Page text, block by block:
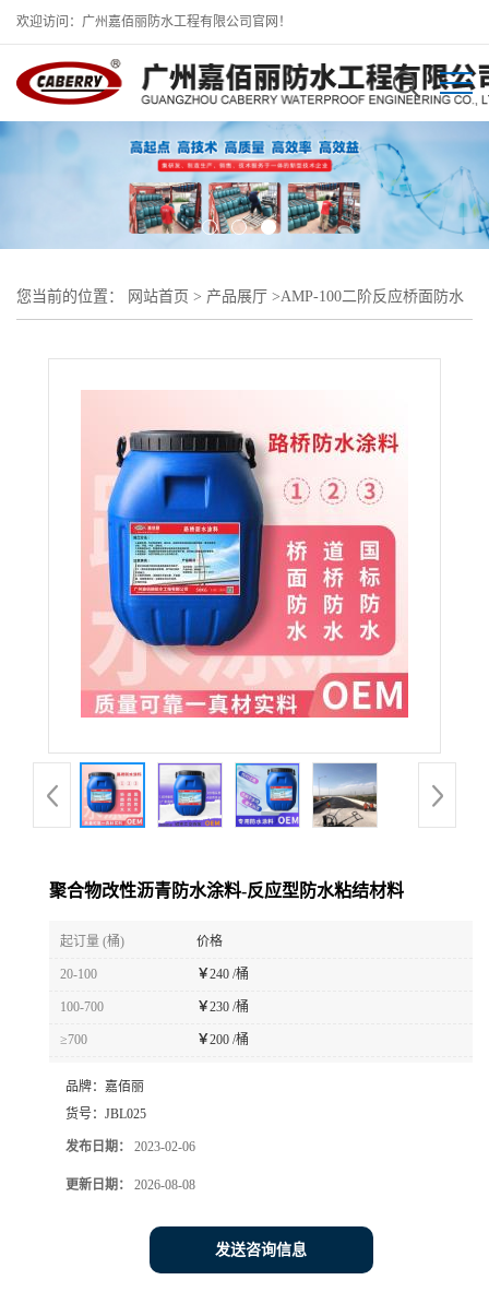
欢迎访问：广州嘉佰丽防水工程有限公司官网！
您当前的位置： 网站首页 > 产品展厅 >AMP-100二阶反应桥面防水
聚合物改性沥青防水涂料-反应型防水粘结材料
起订量 (桶) 价格
20-100 ￥240 /桶
100-700 ￥230 /桶
≥700 ￥200 /桶
品牌： 嘉佰丽
货号： JBL025
发布日期： 2023-02-06
更新日期： 2026-08-08
发送咨询信息